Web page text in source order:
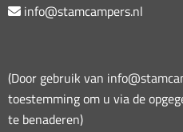
info@stamcampers.nl
(Door gebruik van
toestemming om u via de
te benaderen)